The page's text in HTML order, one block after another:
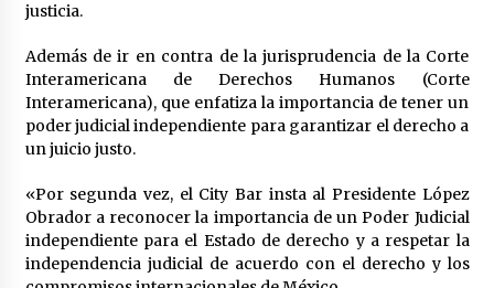
justicia.
Además de ir en contra de la jurisprudencia de la Corte
Interamericana de Derechos Humanos (Corte
Interamericana), que enfatiza la importancia de tener un
poder judicial independiente para garantizar el derecho a
un juicio justo.
«Por segunda vez, el City Bar insta al Presidente López
Obrador a reconocer la importancia de un Poder Judicial
independiente para el Estado de derecho y a respetar la
independencia judicial de acuerdo con el derecho y los